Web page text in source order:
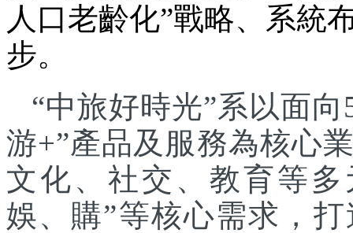
人口老齡化”戰略、系統
步。
“中旅好時光”系以面
游+”產品及服務為核心
文化、社交、教育等
娛、購”等核心需求，